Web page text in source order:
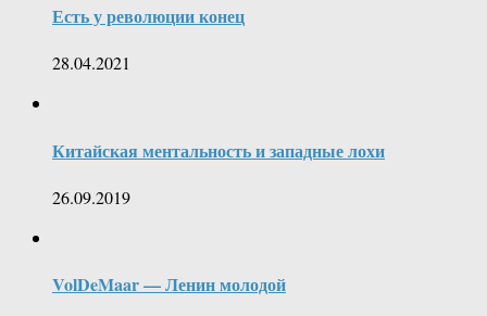
Есть у революции конец
28.04.2021
Китайская ментальность и западные лохи
26.09.2019
VolDeMaar — Ленин молодой